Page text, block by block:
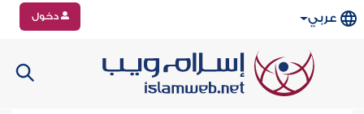
عربي دخول